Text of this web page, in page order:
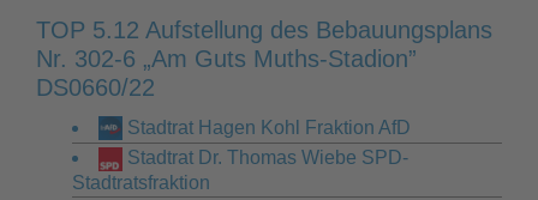
TOP 5.12 Aufstellung des Bebauungsplans
Nr. 302-6 „Am Guts Muths-Stadion”
DS0660/22
Stadtrat Hagen Kohl Fraktion AfD
Stadtrat Dr. Thomas Wiebe SPD-
Stadtratsfraktion